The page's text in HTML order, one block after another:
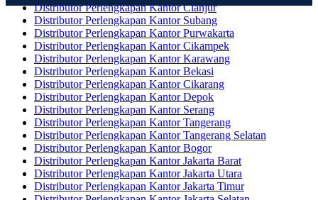
Distributor Perlengkapan Kantor Cianjur
Distributor Perlengkapan Kantor Subang
Distributor Perlengkapan Kantor Purwakarta
Distributor Perlengkapan Kantor Cikampek
Distributor Perlengkapan Kantor Karawang
Distributor Perlengkapan Kantor Bekasi
Distributor Perlengkapan Kantor Cikarang
Distributor Perlengkapan Kantor Depok
Distributor Perlengkapan Kantor Serang
Distributor Perlengkapan Kantor Tangerang
Distributor Perlengkapan Kantor Tangerang Selatan
Distributor Perlengkapan Kantor Bogor
Distributor Perlengkapan Kantor Jakarta Barat
Distributor Perlengkapan Kantor Jakarta Utara
Distributor Perlengkapan Kantor Jakarta Timur